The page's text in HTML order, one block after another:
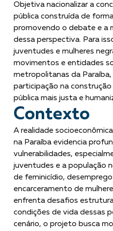
Objetiva nacionalizar a
pública construída de
promovendo o debate e a
dessa perspectiva. Para
juventudes e mulheres
movimentos e entidades
metropolitanas da
participação na construção
pública mais justa e
Contexto
A realidade
na Paraíba evidencia
vulnerabilidades,
juventudes e a população
de feminicídio,
encarceramento de
enfrenta desafios
condições de vida dessas
cenário, o projeto busca